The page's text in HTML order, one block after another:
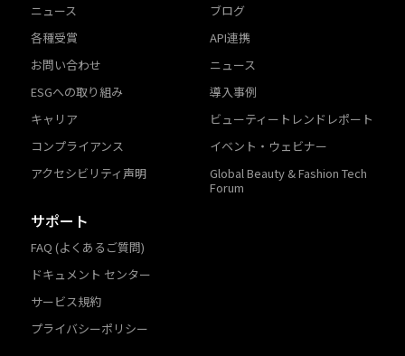
ニュース
各種受賞
お問い合わせ
ESGへの取り組み
キャリア
コンプライアンス
アクセシビリティ声明
ブログ
API連携
ニュース
導入事例
ビューティートレンドレポート
イベント・ウェビナー
Global Beauty & Fashion Tech
Forum
サポート
FAQ (よくあるご質問)
ドキュメント センター
サービス規約
プライバシーポリシー